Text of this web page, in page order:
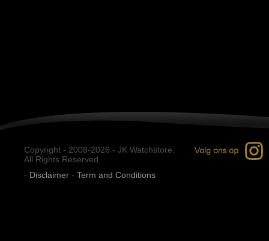
Copyright - 2008-2026 - JK Watchstore.
All Rights Reserved.
- Disclaimer - Term and Conditions